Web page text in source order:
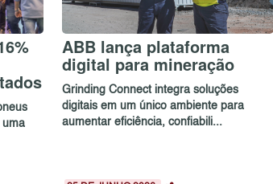
uma
ABB lança plataforma
digital para mineração
Grinding Connect integra soluções
digitais em um único ambiente para
aumentar eficiência, confiabili...